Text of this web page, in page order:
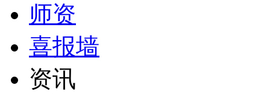
师资
喜报墙
资讯